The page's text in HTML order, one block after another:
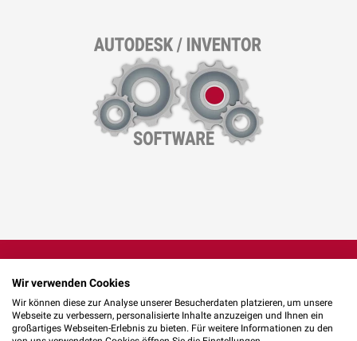
Unser Versprechen an Sie
Wir verwenden Cookies
Wir können diese zur Analyse unserer Besucherdaten platzieren, um unsere
Webseite zu verbessern, personalisierte Inhalte anzuzeigen und Ihnen ein
großartiges Webseiten-Erlebnis zu bieten. Für weitere Informationen zu den